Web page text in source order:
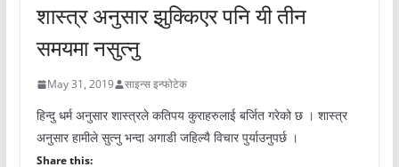
शास्त्र अनुसार झुक्किएर पनि यी तीन
समयमा नसुत्नु
May 31, 2019 साइन्स इन्फोटेक
हिन्दु धर्म अनुसार शास्त्रले कतिपय कुराहरुलाई बर्जित गरेको छ । शास्त्र
अनुसार हामीले सुत्नु भन्दा अगाडी जहिल्यै विचार पुर्याउनुपर्छ ।
Share this: